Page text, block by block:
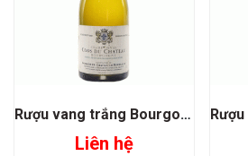
Rượu vang trắng Bourgogne Chardonnay
Liên hệ